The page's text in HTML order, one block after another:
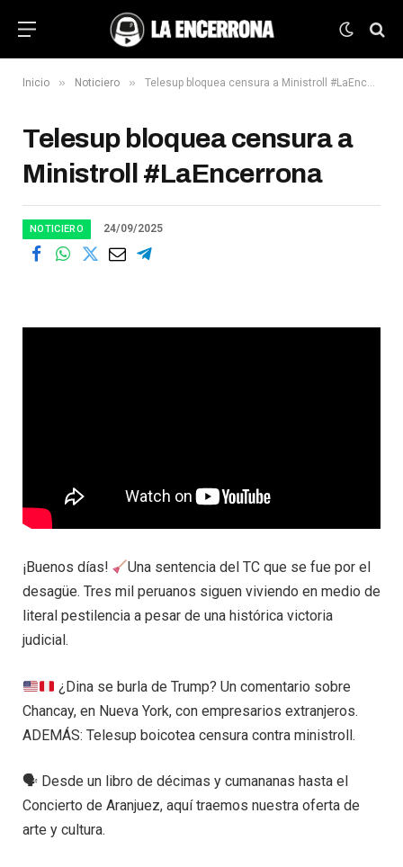
Inicio » Noticiero » Telesup bloquea censura a Ministroll #LaEncerrona
Telesup bloquea censura a
Ministroll #LaEncerrona
NOTICIERO 24/09/2025
¡Buenos días!
Una sentencia del TC que se fue por el
desagüe. Tres mil peruanos siguen viviendo en medio de
literal pestilencia a pesar de una histórica victoria
judicial.
¿Dina se burla de Trump? Un comentario sobre
Chancay, en Nueva York, con empresarios extranjeros.
ADEMÁS: Telesup boicotea censura contra ministroll.
🗣 Desde un libro de décimas y cumananas hasta el
Concierto de Aranjuez, aquí traemos nuestra oferta de
arte y cultura.